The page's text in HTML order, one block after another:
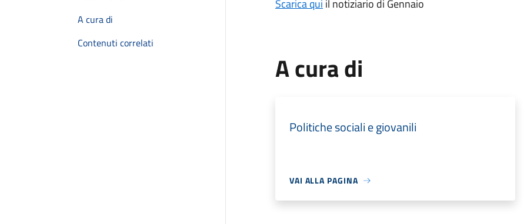
A cura di
Contenuti correlati
Scarica qui il notiziario di Gennaio
A cura di
Politiche sociali e giovanili
VAI ALLA PAGINA